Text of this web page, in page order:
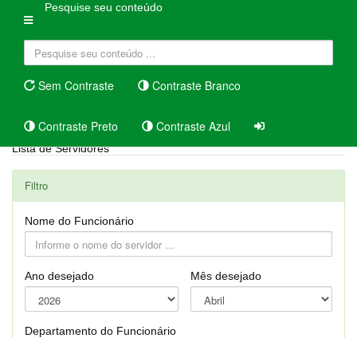
Pesquise seu conteúdo
Sem Contraste Contraste Branco
Contraste Preto Contraste Azul
Lista de Servidores
Filtro
Nome do Funcionário
Ano desejado Mês desejado
Departamento do Funcionário